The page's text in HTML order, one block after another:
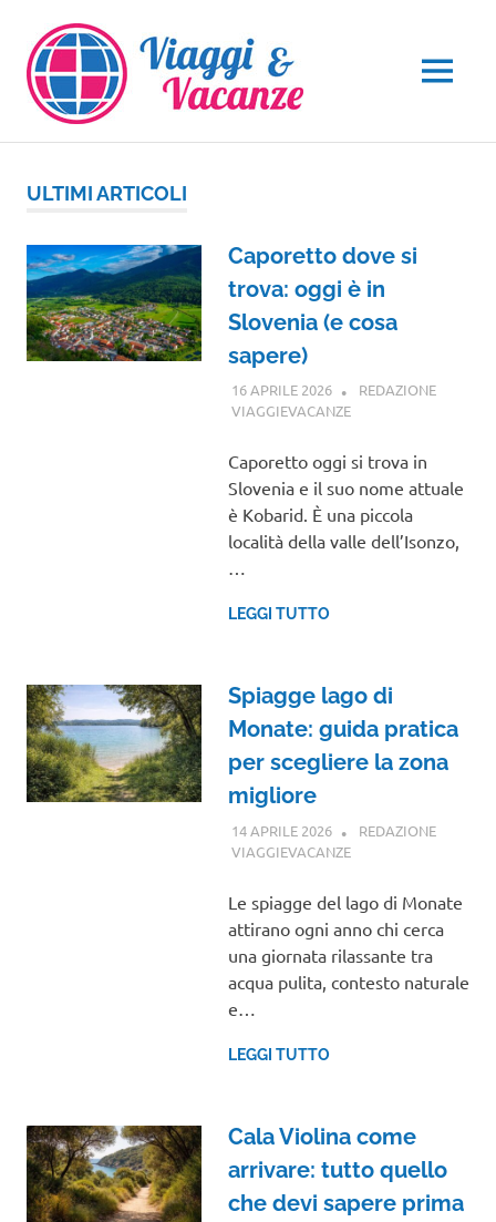
contenuto
MENU
ULTIMI ARTICOLI
Caporetto dove si
trova: oggi è in
Slovenia (e cosa
sapere)
16 APRILE 2026
REDAZIONE
VIAGGIEVACANZEGUIDE
Caporetto oggi si trova in
Slovenia e il suo nome attuale
è Kobarid. È una piccola
località della valle dell’Isonzo,
…
LEGGI TUTTO
Spiagge lago di
Monate: guida pratica
per scegliere la zona
migliore
14 APRILE 2026
REDAZIONE
VIAGGIEVACANZEGUIDE
Le spiagge del lago di Monate
attirano ogni anno chi cerca
una giornata rilassante tra
acqua pulita, contesto naturale
e…
LEGGI TUTTO
Cala Violina come
arrivare: tutto quello
che devi sapere prima